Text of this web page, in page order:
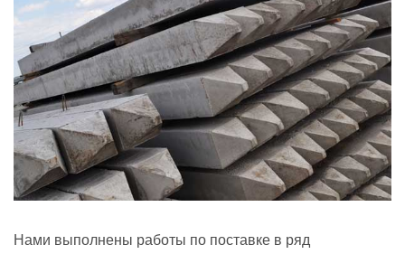
Нами выполнены работы по поставке в ряд